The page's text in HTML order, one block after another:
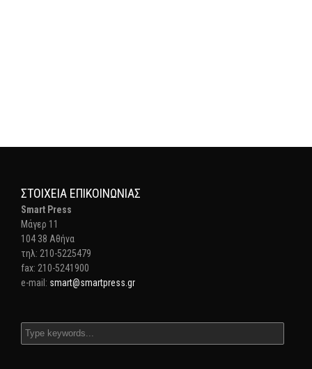
ΣΤΟΙΧΕΊΑ ΕΠΙΚΟΙΝΩΝΊΑΣ
Smart Press
Mάγερ 11
104 38 Αθήνα
τηλ: 210-5225479
fax: 210-5241900
e-mail: smart@smartpress.gr